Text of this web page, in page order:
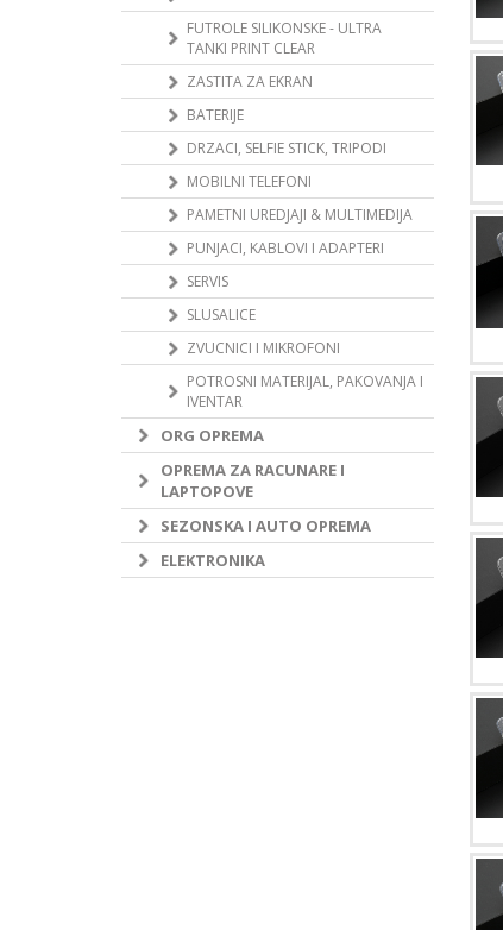
FUTROLE SILIKONSKE - ULTRA
TANKI PRINT CLEAR
ZASTITA ZA EKRAN
BATERIJE
DRZACI, SELFIE STICK, TRIPODI
MOBILNI TELEFONI
PAMETNI UREDJAJI & MULTIMEDIJA
PUNJACI, KABLOVI I ADAPTERI
SERVIS
SLUSALICE
ZVUCNICI I MIKROFONI
POTROSNI MATERIJAL, PAKOVANJA I
IVENTAR
ORG OPREMA
OPREMA ZA RACUNARE I
LAPTOPOVE
SEZONSKA I AUTO OPREMA
ELEKTRONIKA